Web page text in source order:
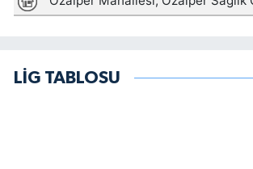
LİG TABLOSU